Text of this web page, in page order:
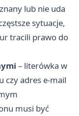
lub nie uda
sytuacje,
tracili prawo do
– literówka w
czy adres e-mail
musi być